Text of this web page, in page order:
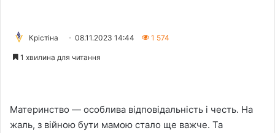
Крістіна 08.11.2023 14:44 1 574
1 хвилина для читання
Материнство — особлива відповідальність і честь. На
жаль, з війною бути мамою стало ще важче. Та